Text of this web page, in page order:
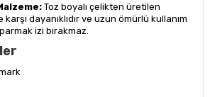
Toz boyalı çelikten üretilen
dayanıklıdır ve uzun ömürlü kullanım
izi bırakmaz.